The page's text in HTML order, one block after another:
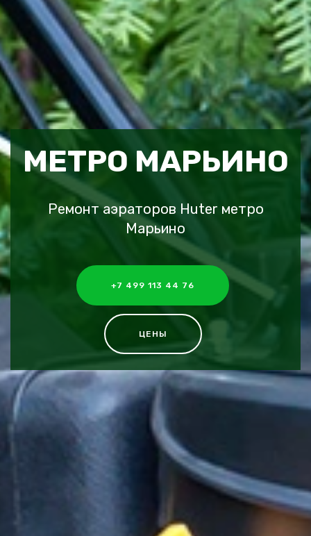
МЕТРО МАРЬИНО
Ремонт аэраторов Huter метро
Марьино
+7 499 113 44 76
ЦЕНЫ